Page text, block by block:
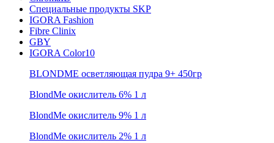
Специальные продукты SKP
IGORA Fashion
Fibre Clinix
GBY
IGORA Color10
BLONDME осветляющая пудра 9+ 450гр
BlondMe окислитель 6% 1 л
BlondMe окислитель 9% 1 л
BlondMe окислитель 2% 1 л